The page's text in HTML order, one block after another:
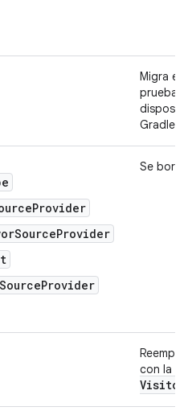
Migra el
prueba
Gradle.
Se
con la
Visitor